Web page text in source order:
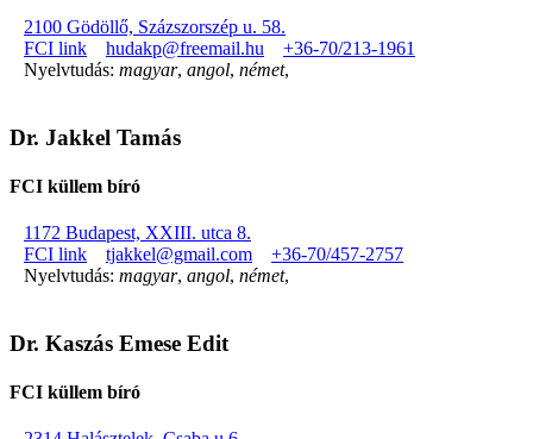
2100 Gödöllő, Százszorszép u. 58.
FCI link
hudakp@freemail.hu
+36-70/213-1961
Nyelvtudás: magyar, angol, német,
Dr. Jakkel Tamás
FCI küllem bíró
1172 Budapest, XXIII. utca 8.
FCI link
tjakkel@gmail.com
+36-70/457-2757
Nyelvtudás: magyar, angol, német,
Dr. Kaszás Emese Edit
FCI küllem bíró